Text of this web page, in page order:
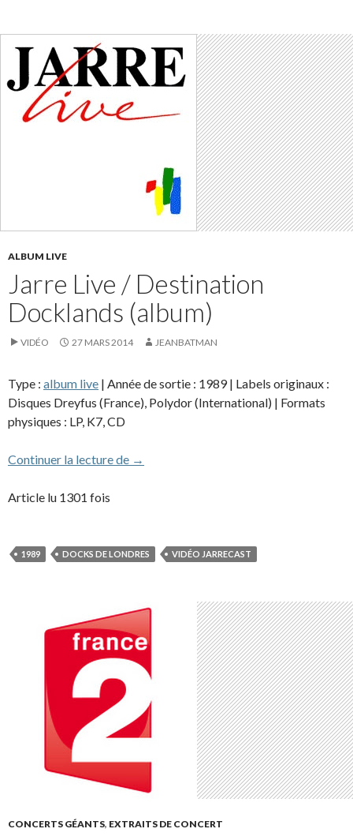
ALBUM LIVE
Jarre Live / Destination
Docklands (album)
VIDÉO 27 MARS 2014 JEANBATMAN
Type : album live | Année de sortie : 1989 | Labels originaux :
Disques Dreyfus (France), Polydor (International) | Formats
physiques : LP, K7, CD
Continuer la lecture de Jarre Live / Destination Docklands
→
Article lu 1301 fois
1989 DOCKS DE LONDRES VIDÉO JARRECAST
CONCERTS GÉANTS, EXTRAITS DE CONCERT